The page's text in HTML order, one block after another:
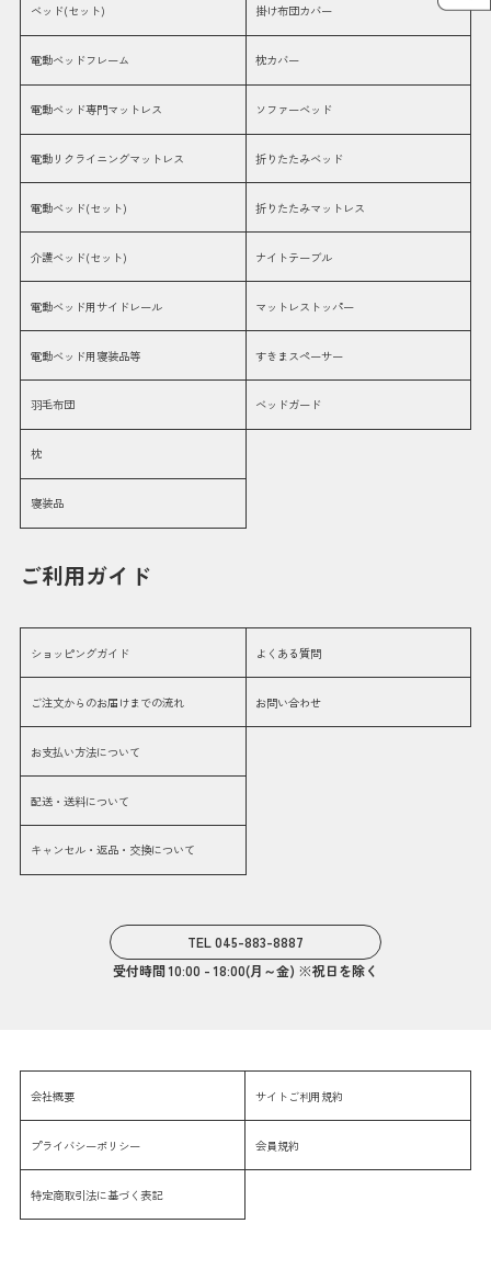
ベッド(セット)
電動ベッドフレーム
電動ベッド専門マットレス
電動リクライニングマットレス
電動ベッド(セット)
介護ベッド(セット)
電動ベッド用サイドレール
電動ベッド用寝装品等
羽毛布団
枕
寝装品
掛け布団カバー
枕カバー
ソファーベッド
折りたたみベッド
折りたたみマットレス
ナイトテーブル
マットレストッパー
すきまスペーサー
ベッドガード
ご利用ガイド
ショッピングガイド
ご注文からのお届けまでの流れ
お支払い方法について
配送・送料について
キャンセル・返品・交換について
よくある質問
お問い合わせ
TEL 045-883-8887
受付時間 10:00 - 18:00(月～金) ※祝日を除く
会社概要
プライバシーポリシー
特定商取引法に基づく表記
サイトご利用規約
会員規約